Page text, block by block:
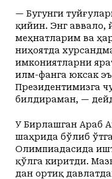
— Бугунги
қийин. Энг аввало,
меҳнатларим ва
ниҳоятда
имкониятларни
илм-фанга юксак
Президентимизга
билдираман, —
У Бирлашган Араб
шаҳрида бўлиб
Олимпиадасида
қўлга киритди.
дан ортиқ